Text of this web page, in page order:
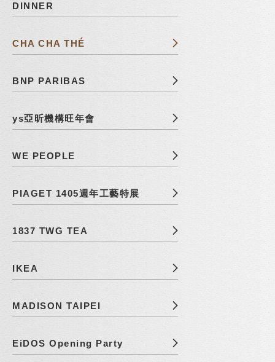
DINNER
CHA CHA THÉ
BNP PARIBAS
ys亞昕機構旺年會
WE PEOPLE
PIAGET 1405週年工藝特展
1837 TWG TEA
IKEA
MADISON TAIPEI
EiDOS Opening Party